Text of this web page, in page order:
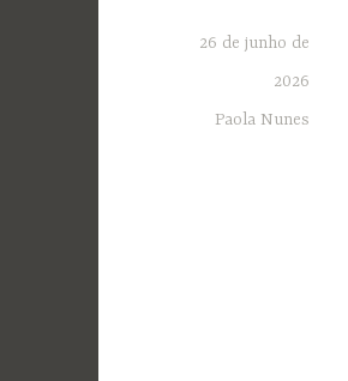
26 de junho de
2026
Paola Nunes